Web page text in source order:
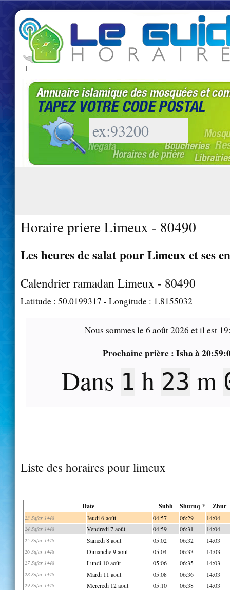
|
Horaire priere Limeux - 80490
Les heures de salat pour Limeux et ses
Calendrier ramadan Limeux - 80490
Latitude : 50.0199317 - Longitude : 1.8155032
Nous sommes le6 août 2026 et il est
Prochaine prière : Isha à
Dans 1 h 23 m
Liste des horaires pour limeux
Date Subh Shuruq * Zhur
23 Safar 1448 Jeudi 6 août 04:57 06:29 14:04
24 Safar 1448 Vendredi 7 août 04:59 06:31 14:04
25 Safar 1448 Samedi 8 août 05:02 06:32 14:03
26 Safar 1448 Dimanche 9 août 05:04 06:33 14:03
27 Safar 1448 Lundi 10 août 05:06 06:35 14:03
28 Safar 1448 Mardi 11 août 05:08 06:36 14:03
29 Safar 1448 Mercredi 12 août 05:10 06:38 14:03